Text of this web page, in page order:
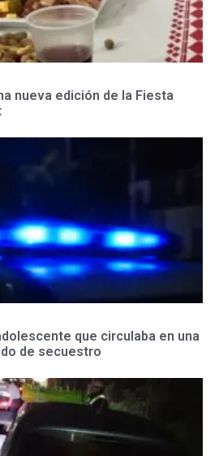
nueva edición de la Fiesta
que circulaba en una
de secuestro